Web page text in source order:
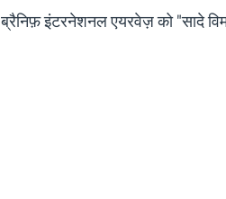
ब्रैनिफ़ इंटरनेशनल एयरवेज़ को "सादे